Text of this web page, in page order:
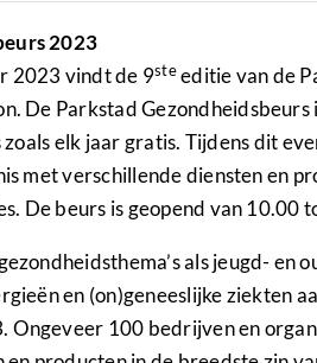
2023
2023 vindt de 9steeditie van de
De Parkstad
elk jaar gratis. Tijdens dit
met verschillende diensten en
De beurs is geopend van 10.00
als jeugd- en
en (on)geneeslijke ziekten
Ongeveer 100 bedrijven en